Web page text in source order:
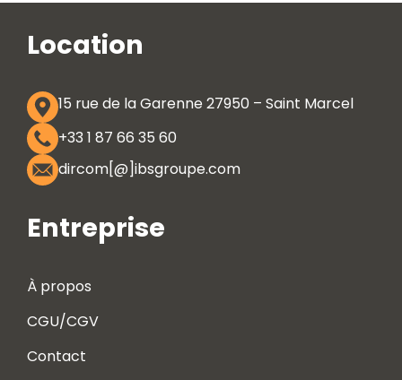
Location
15 rue de la Garenne 27950 – Saint Marcel
+33 1 87 66 35 60
dircom[@]ibsgroupe.com
Entreprise
À propos
CGU/CGV
Contact